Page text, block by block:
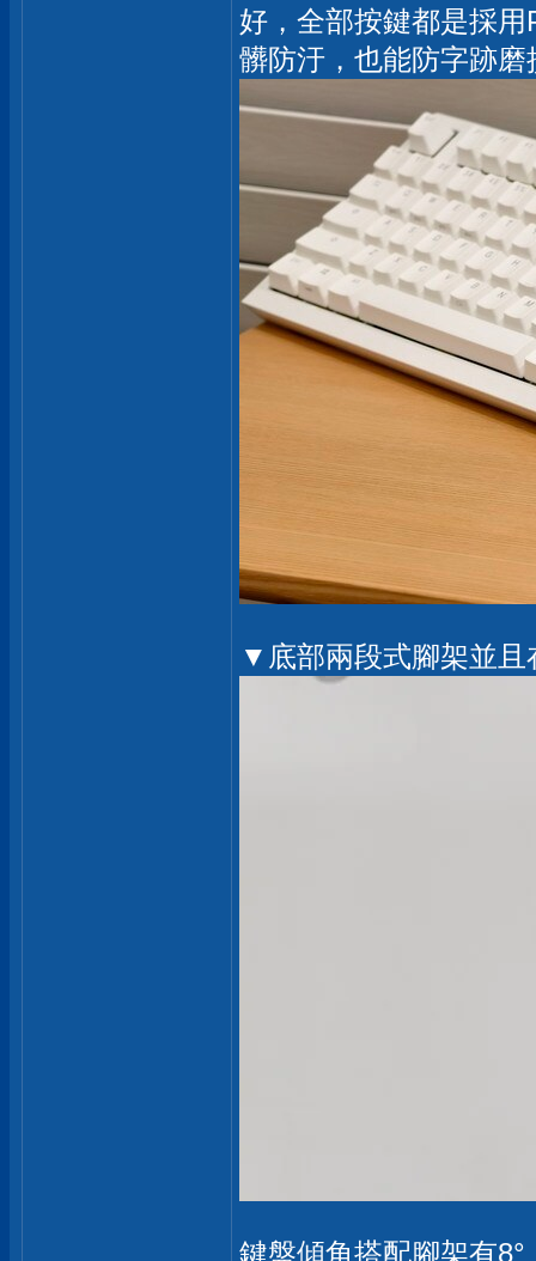
好，全部按鍵都是採
髒防汙，也能防字跡
▼底部兩段式腳架並且
鍵盤傾角搭配腳架有